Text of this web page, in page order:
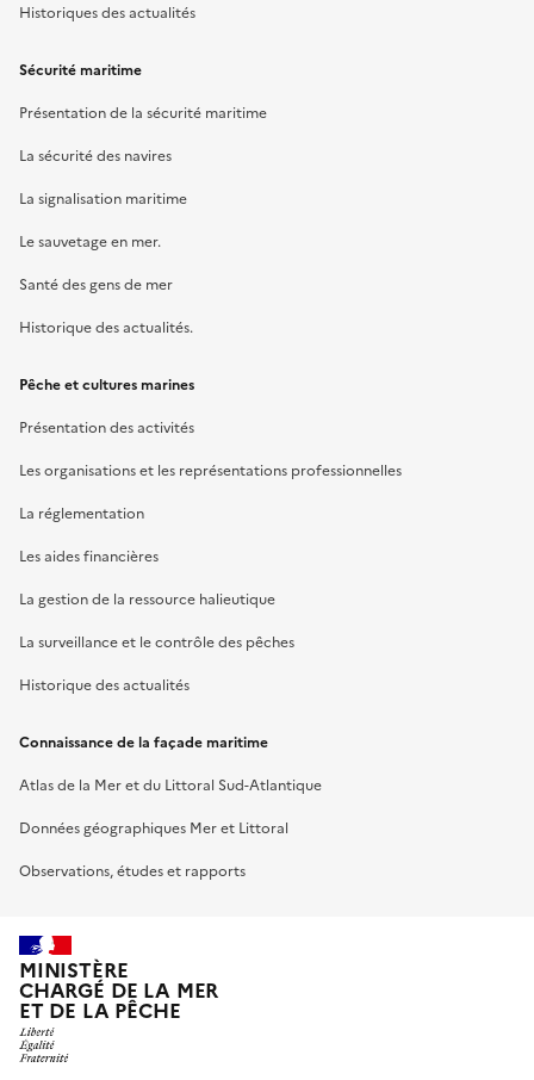
Historiques des actualités
Sécurité maritime
Présentation de la sécurité maritime
La sécurité des navires
La signalisation maritime
Le sauvetage en mer.
Santé des gens de mer
Historique des actualités.
Pêche et cultures marines
Présentation des activités
Les organisations et les représentations professionnelles
La réglementation
Les aides financières
La gestion de la ressource halieutique
La surveillance et le contrôle des pêches
Historique des actualités
Connaissance de la façade maritime
Atlas de la Mer et du Littoral Sud-Atlantique
Données géographiques Mer et Littoral
Observations, études et rapports
MINISTÈRE
CHARGÉ DE LA MER
ET DE LA PÊCHE